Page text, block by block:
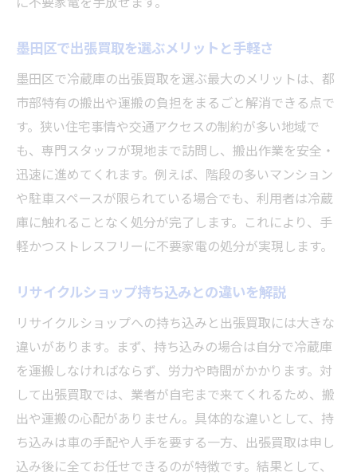
墨田区で出張買取を選ぶメリットと手軽さ
墨田区で冷蔵庫の出張買取を選ぶ最大のメリットは、都
市部特有の搬出や運搬の負担をまるごと解消できる点で
す。狭い住宅事情や交通アクセスの制約が多い地域で
も、専門スタッフが現地まで訪問し、搬出作業を安全・
迅速に進めてくれます。例えば、階段の多いマンション
や駐車スペースが限られている場合でも、利用者は冷蔵
庫に触れることなく処分が完了します。これにより、手
軽かつストレスフリーに不要家電の処分が実現します。
リサイクルショップ持ち込みとの違いを解説
リサイクルショップへの持ち込みと出張買取には大きな
違いがあります。まず、持ち込みの場合は自分で冷蔵庫
を運搬しなければならず、労力や時間がかかります。対
して出張買取では、業者が自宅まで来てくれるため、搬
出や運搬の心配がありません。具体的な違いとして、持
ち込みは車の手配や人手を要する一方、出張買取は申し
込み後に全てお任せできるのが特徴です。結果として、